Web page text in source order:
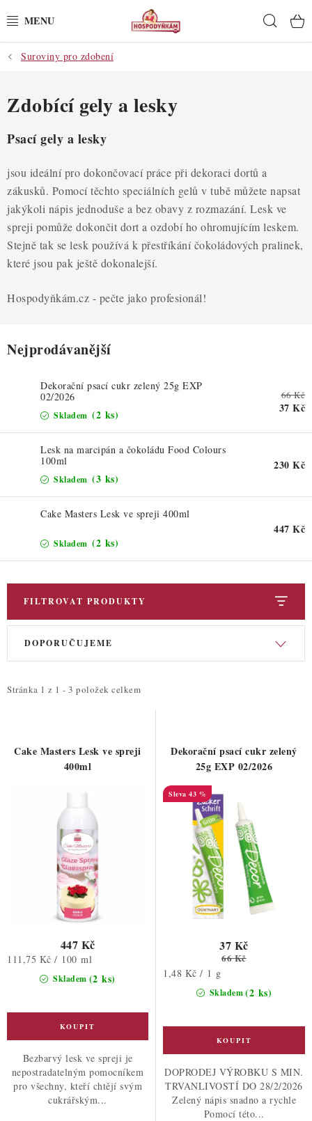
na
POTŘEBY
POMŮCKY
SUROVINY
DEKORACE
PRO OSLAVY
DO KUCHYNĚ
DÁRKOVÉ POUKAZY
TÉMATICKÉ PRODUKTY
PROFI BALENÍ
NOVÉ ZBOŽÍ
ZNAČKY
Suroviny pro zdobení
Zdobící gely a lesky
Psací gely a lesky
jsou ideální pro dokončovací práce při dekoraci dortů a
zákusků. Pomocí těchto speciálních gelů v tubě můžete napsat
jakýkoli nápis jednoduše a bez obavy z rozmazání. Lesk ve
spreji pomůže dokončit dort a ozdobí ho ohromujícím leskem.
Stejně tak se lesk používá k přestříkání čokoládových pralinek,
které jsou pak ještě dokonalejší.
Hospodyňkám.cz - pečte jako profesionál!
Nejprodávanější
Dekorační psací cukr zelený 25g EXP
02/2026
Skladem (2 ks)
66 Kč
37 Kč
Lesk na marcipán a čokoládu Food Colours
100ml
Skladem (3 ks)
230 Kč
Cake Masters Lesk ve spreji 400ml
Skladem (2 ks)
447 Kč
FILTROVAT PRODUKTY
V
i
r
Stránka 1 z 1 - 3 položek celkem
Ř
e
p
DOPORUČUJEME
Cake Masters Lesk ve spreji
400ml
Skladem (2 ks)
447 Kč
Měrná
111,75 Kč / 100 ml
Bezbarvý lesk ve spreji je
nepostradatelným pomocníkem
pro všechny, kteří chtějí svým
cukrářským...
Dekorační psací cukr zelený
25g EXP 02/2026
43 %
Skladem(2 ks)
37 Kč
66 Kč
Měrná
1,48 Kč / 1 g
DOPRODEJ VÝROBKU S MIN.
TRVANLIVOSTÍ DO 28/2/2026
Zelený nápis snadno a rychle
Pomocí této...